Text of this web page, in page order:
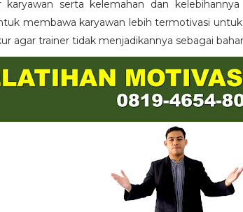
karyawan serta kelemahan dan
membawa karyawan lebih termotivasi
agar trainer tidak menjadikannya sebagai